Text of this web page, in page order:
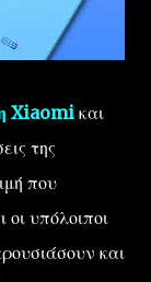
Xiaomiκαι
της
που
υπόλοιποι
και